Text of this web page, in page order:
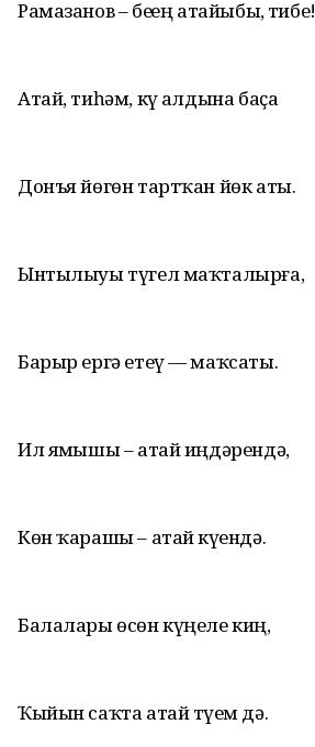
Рамазанов – беҙҙең атайыбыҙ, тибеҙ!
Атай, тиһәм, күҙ алдына баҫа
Донъя йөгөн тартҡан йөк аты.
Ынтылыуы түгел маҡталырға,
Барыр ергә етеү — маҡсаты.
Ил яҙмышы – атай иңдәрендә,
Көн ҡарашы – атай күҙендә.
Балалары өсөн күңеле киң,
Ҡыйын саҡта атай түҙем дә.